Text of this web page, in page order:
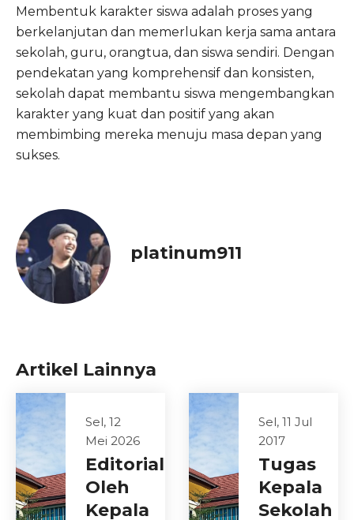
Membentuk karakter siswa adalah proses yang
berkelanjutan dan memerlukan kerja sama antara
sekolah, guru, orangtua, dan siswa sendiri. Dengan
pendekatan yang komprehensif dan konsisten,
sekolah dapat membantu siswa mengembangkan
karakter yang kuat dan positif yang akan
membimbing mereka menuju masa depan yang
sukses.
platinum911
Artikel Lainnya
Sel, 12
Mei 2026
Editorial
Oleh
Kepala
Sel, 11 Jul
2017
Tugas
Kepala
Sekolah